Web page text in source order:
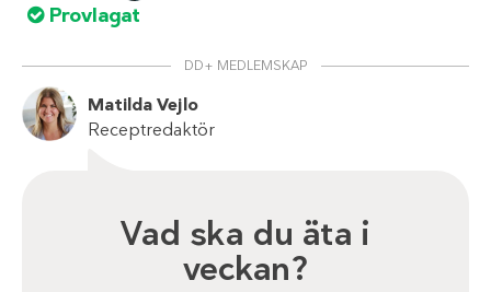
Provlagat
DD+ MEDLEMSKAP
Matilda Vejlo
Receptredaktör
Vad ska du äta i
veckan?